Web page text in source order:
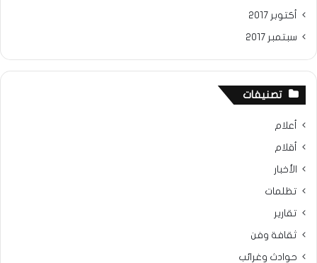
أكتوبر 2017
سبتمبر 2017
تصنيفات
أعلام
أقلام
الأخبار
تظلمات
تقارير
ثقافة وفن
حوادث وغرائب